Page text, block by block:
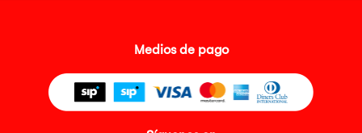
Medios de pago